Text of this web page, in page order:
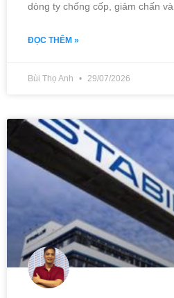
dòng ty chống cốp, giảm chấn và
ĐỌC THÊM »
Bùi Thọ Anh 29/07/2026